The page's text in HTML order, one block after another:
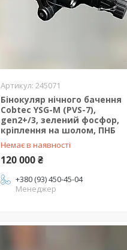
245071
Бінокуляр нічного бачення
Cobtec YSG-M (PVS-7),
gen2+/3, зелений фосфор,
кріплення на шолом, ПНБ
Немає в наявності
120 000 ₴
+380 (93) 450-45-04
Менеджер